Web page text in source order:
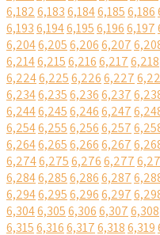
6,1826,1836,1846,1856,186
6,1936,1946,1956,1966,197
6,2046,2056,2066,207
6,2146,2156,2166,2176,218
6,2246,2256,2266,227
6,2346,2356,2366,237
6,2446,2456,2466,247
6,2546,2556,2566,257
6,2646,2656,2666,267
6,2746,2756,2766,277
6,2846,2856,2866,287
6,2946,2956,2966,297
6,3046,3056,3066,3076,308
6,3156,3166,3176,3186,319